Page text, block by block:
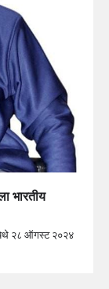
भारतीय
येथे २८ ऑगस्ट २०२४